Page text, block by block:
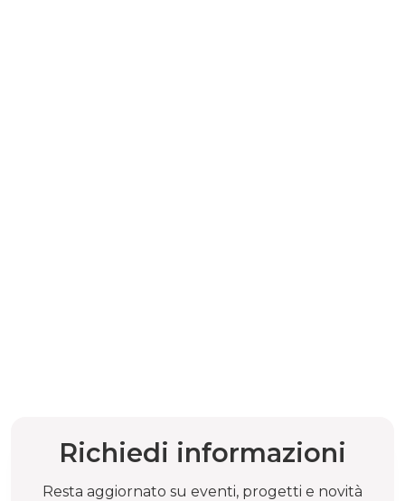
Richiedi informazioni
Resta aggiornato su eventi, progetti e novità